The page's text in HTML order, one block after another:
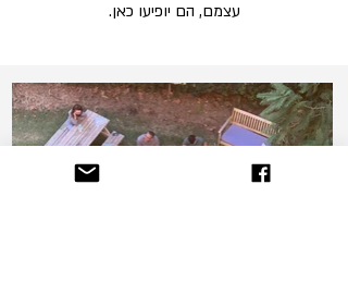
עצמם, הם יופיעו כאן.